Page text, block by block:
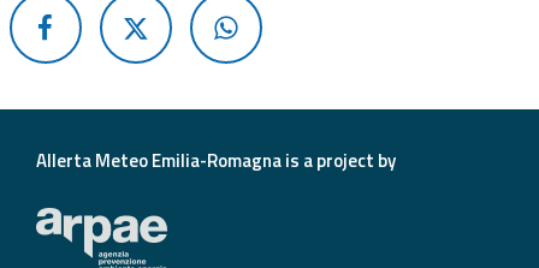
Report
FAQ
Allerta Meteo Emilia-Romagna is a project by